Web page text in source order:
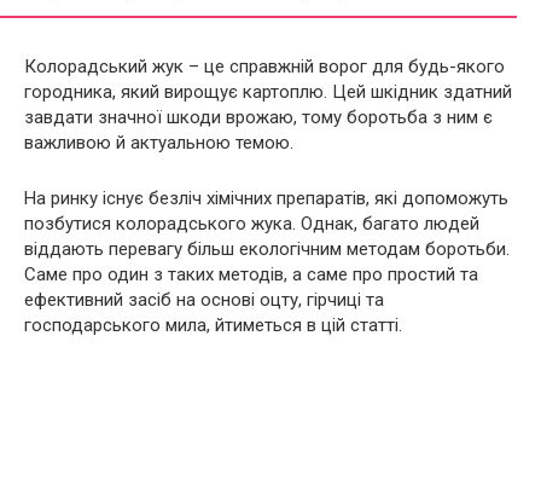
Колорадський жук – це справжній ворог для будь-якого
городника, який вирощує картоплю. Цей шкідник здатний
завдати значної шкоди врожаю, тому боротьба з ним є
важливою й актуальною темою.
На ринку існує безліч хімічних препаратів, які допоможуть
позбутися колорадського жука. Однак, багато людей
віддають перевагу більш екологічним методам боротьби.
Саме про один з таких методів, а саме про простий та
ефективний засіб на основі оцту, гірчиці та
господарського мила, йтиметься в цій статті.